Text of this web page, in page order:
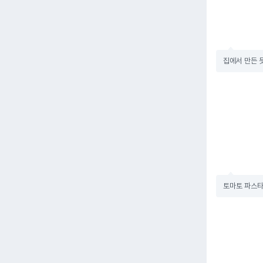
집에서 만든
토마토 파스